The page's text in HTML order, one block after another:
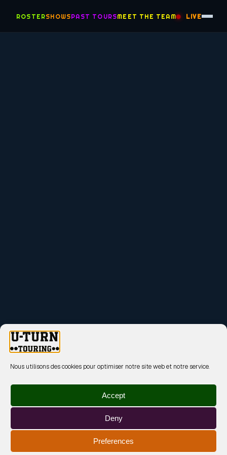
Nous utilisons des cookies pour optimiser notre site web et notre service.
Accept
Deny
Preferences
ROSTERSHOWSPAST TOURSMEET THE TEAM LIVE